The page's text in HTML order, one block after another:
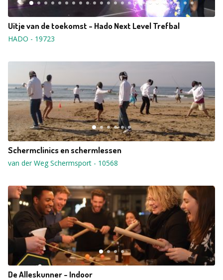
Uitje van de toekomst - Hado Next Level Trefbal
HADO - 19723
Schermclinics en schermlessen
van der Weg Schermsport - 10568
De Alleskunner - Indoor